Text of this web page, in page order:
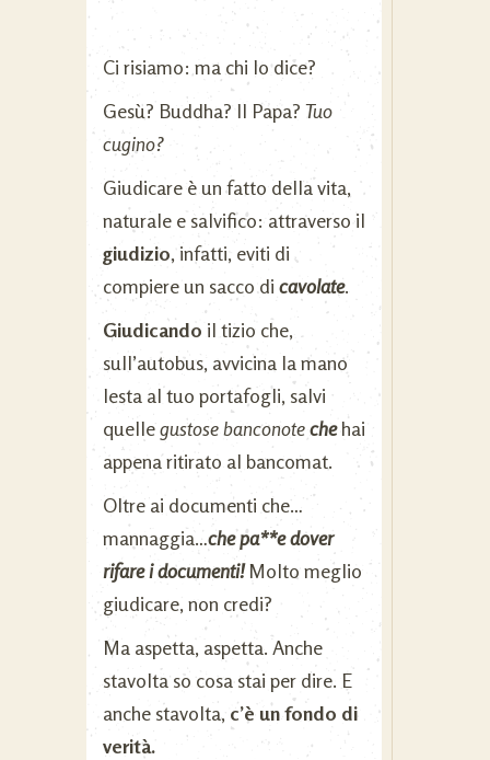
Ci risiamo: ma chi lo dice?
Gesù? Buddha? Il Papa? Tuo
cugino?
Giudicare è un fatto della vita,
naturale e salvifico: attraverso il
giudizio, infatti, eviti di
compiere un sacco di cavolate.
Giudicando il tizio che,
sull’autobus, avvicina la mano
lesta al tuo portafogli, salvi
quellegustose banconotechehai
appena ritirato al bancomat.
Oltre ai documenti che…
mannaggia…che pa**e dover
rifare i documenti!Molto meglio
giudicare, non credi?
Ma aspetta, aspetta. Anche
stavolta so cosa stai per dire. E
anche stavolta, c’è un fondo di
verità.